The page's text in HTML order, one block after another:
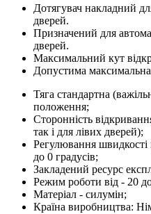
Дотягувач накладний
дверей.
Призначений для
дверей.
Максимальний кут
Допустима максимальна
Тяга стандартна
положення;
Сторонність
так і для лівих дверей);
Регулювання швидкості
до 0 градусів;
Закладений ресурс
Режим роботи від - 20
Матеріал - силумін;
Країна виробництва: